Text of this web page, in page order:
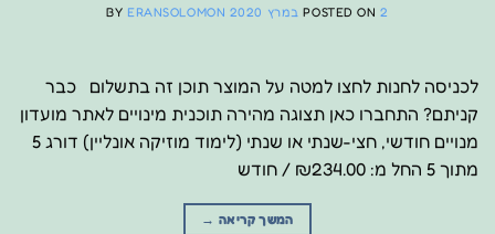
POSTED ON2 במרץ 2020 BY ERANSOLOMON
לכניסה לחנות לחצו למטה על המוצר תוכן זה בתשלום כבר
קניתם? התחברו כאן תצוגה מהירה תוכנית מינויים לאתר מועדון
מנויים חודשי, חצי-שנתי או שנתי (לימוד מוזיקה אונליין) דורג 5
מתוך 5 החל מ: ₪234.00 / חודש
המשך קריאה →